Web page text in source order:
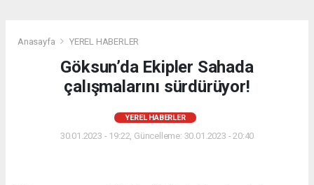
Anasayfa YEREL HABERLER
Göksun’da Ekipler Sahada
çalışmalarını sürdürüyor!
YEREL HABERLER
30.01.2023 - 19:22, Güncelleme: 30.01.2023 - 20:40